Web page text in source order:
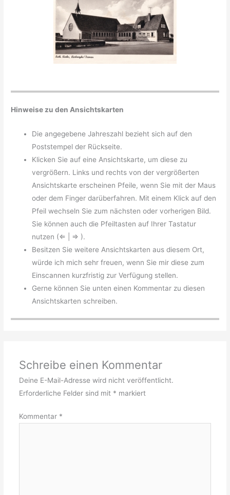
Hinweise zu den Ansichtskarten
Die angegebene Jahreszahl bezieht sich auf den
Poststempel der Rückseite.
Klicken Sie auf eine Ansichtskarte, um diese zu
vergrößern. Links und rechts von der vergrößerten
Ansichtskarte erscheinen Pfeile, wenn Sie mit der Maus
oder dem Finger darüberfahren. Mit einem Klick auf den
Pfeil wechseln Sie zum nächsten oder vorherigen Bild.
Sie können auch die Pfeiltasten auf Ihrer Tastatur
nutzen (⇐ | ⇒ ).
Besitzen Sie weitere Ansichtskarten aus diesem Ort,
würde ich mich sehr freuen, wenn Sie mir diese zum
Einscannen kurzfristig zur Verfügung stellen.
Gerne können Sie unten einen Kommentar zu diesen
Ansichtskarten schreiben.
Schreibe einen Kommentar
Deine E-Mail-Adresse wird nicht veröffentlicht.
Erforderliche Felder sind mit * markiert
Kommentar *